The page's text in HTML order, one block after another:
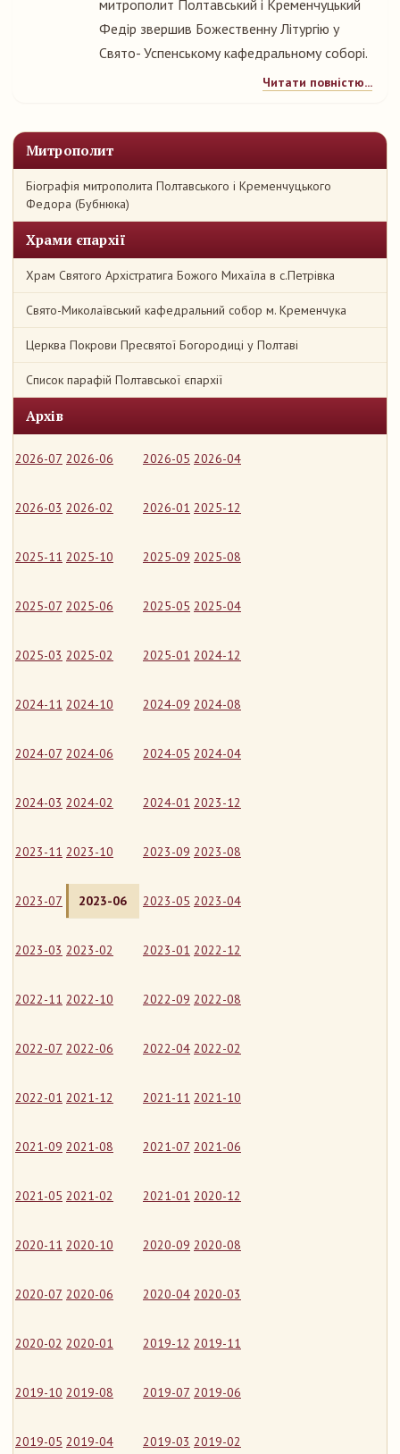
Митрополит
Біографія митрополита Полтавського і Кременчуцького
Федора (Бубнюка)
Храми єпархії
Храм Святого Архістратига Божого Михаїла в с.Петрівка
Свято-Миколаївський кафедральний собор м. Кременчука
Церква Покрови Пресвятої Богородиці у Полтаві
Список парафій Полтавської єпархії
Архів
2026-07 2026-06 2026-05 2026-04
2026-03 2026-02 2026-01 2025-12
2025-11 2025-10 2025-09 2025-08
2025-07 2025-06 2025-05 2025-04
2025-03 2025-02 2025-01 2024-12
2024-11 2024-10 2024-09 2024-08
2024-07 2024-06 2024-05 2024-04
2024-03 2024-02 2024-01 2023-12
2023-11 2023-10 2023-09 2023-08
2023-07 2023-06 2023-05 2023-04
2023-03 2023-02 2023-01 2022-12
2022-11 2022-10 2022-09 2022-08
2022-07 2022-06 2022-04 2022-02
2022-01 2021-12 2021-11 2021-10
2021-09 2021-08 2021-07 2021-06
2021-05 2021-02 2021-01 2020-12
2020-11 2020-10 2020-09 2020-08
2020-07 2020-06 2020-04 2020-03
2020-02 2020-01 2019-12 2019-11
2019-10 2019-08 2019-07 2019-06
2019-05 2019-04 2019-03 2019-02
митрополит Полтавський і Кременчуцький
Федір звершив Божественну Літургію у
Свято- Успенському кафедральному соборі.
Читати повністю...